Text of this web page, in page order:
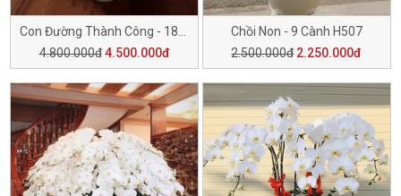
4.800.000đ 4.500.000đ
Chồi Non - 9 Cành H507
2.500.000đ 2.250.000đ